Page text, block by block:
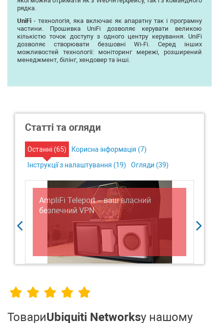
рядка.
UniFi - технологія, яка включає як апаратну так і програмну
частини. Прошивка UniFi дозволяє керувати великою
кількістю точок доступу з одного центру керування. UniFi
дозволяє створювати безшовні Wi-Fi. Серед інших
можливостей технології: моніторинг мережі, розширений
менеджмент, білінг, хендовер та інші.
Статті та огляди
Останні (65) Корисна інформація (7)
Інструкції з налаштування (19) Огляди (39)
AmpliFi Teleport – ваш власний
безпечний VPN
ТовариUbiquiti Networksу нашому